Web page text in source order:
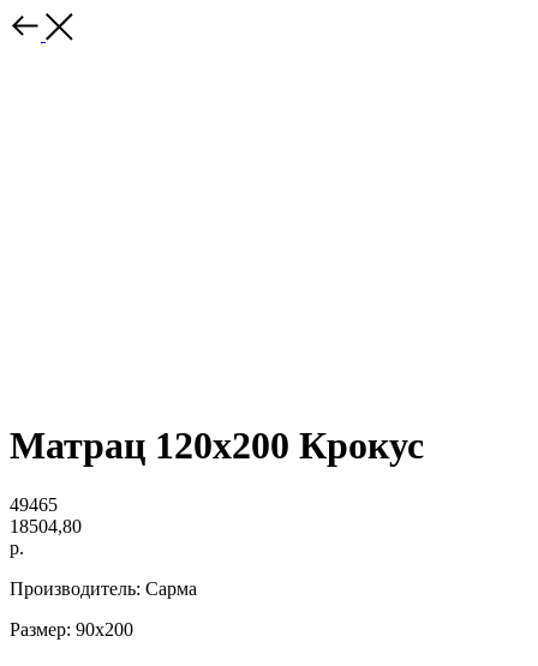
Матрац 120х200 Крокус
49465
18504,80
р.
Производитель: Сарма
Размер: 90х200